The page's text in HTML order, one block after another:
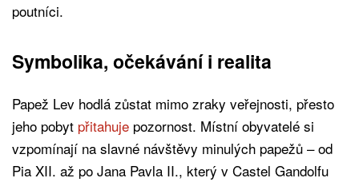
poutníci.
Symbolika, očekávání i realita
Papež Lev hodlá zůstat mimo zraky veřejnosti, přesto
jeho pobyt přitahuje pozornost. Místní obyvatelé si
vzpomínají na slavné návštěvy minulých papežů – od
Pia XII. až po Jana Pavla II., který v Castel Gandolfu